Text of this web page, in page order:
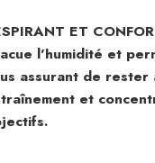
ET
l'humidité et
assurant de
et